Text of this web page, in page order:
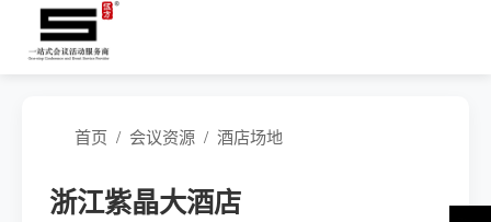
首页 / 会议资源 / 酒店场地
浙江紫晶大酒店